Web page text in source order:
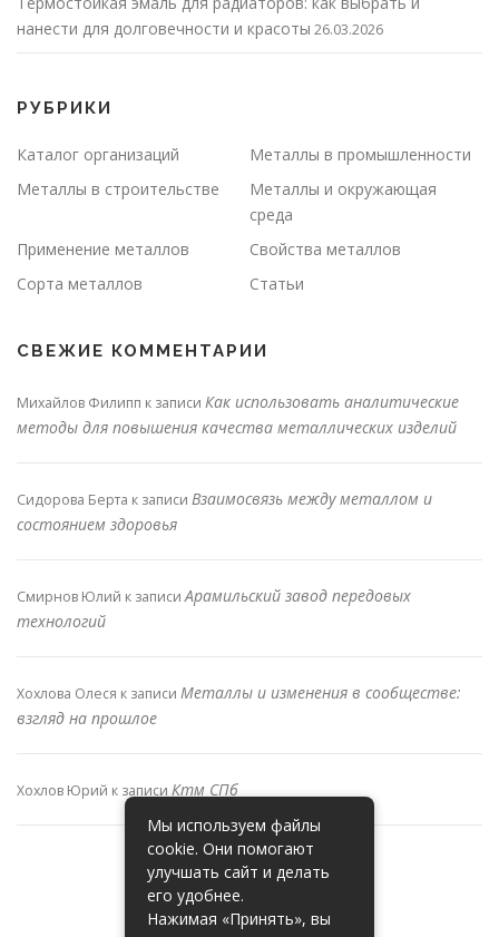
нанести для долговечности и красоты 26.03.2026
РУБРИКИ
Каталог организаций
Металлы в промышленности
Металлы в строительстве
Металлы и окружающая
среда
Применение металлов
Свойства металлов
Сорта металлов
Статьи
СВЕЖИЕ КОММЕНТАРИИ
Михайлов Филипп к записи Как использовать аналитические
методы для повышения качества металлических изделий
Сидорова Берта к записи Взаимосвязь между металлом и
состоянием здоровья
Смирнов Юлий к записиАрамильский завод передовых
технологий
Хохлова Олеся к записи Металлы и изменения в сообществе:
взгляд на прошлое
Хохлов Юрий к записи Ктм СПб
Мы используем файлы
cookie. Они помогают
улучшать сайт и делать
его удобнее.
Нажимая «Принять», вы